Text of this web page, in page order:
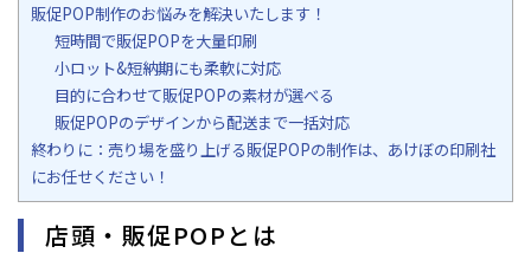
販促POP制作のお悩みを解決いたします！
短時間で販促POPを大量印刷
小ロット&短納期にも柔軟に対応
目的に合わせて販促POPの素材が選べる
販促POPのデザインから配送まで一括対応
終わりに：売り場を盛り上げる販促POPの制作は、あけぼの印刷社
にお任せください！
店頭・販促POPとは